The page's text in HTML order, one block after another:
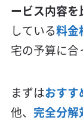
ービス内容を
している料金
宅の予算に合
まずはおすす
他、 完全分解